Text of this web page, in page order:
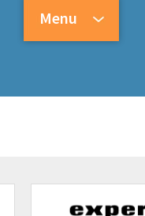
Menu